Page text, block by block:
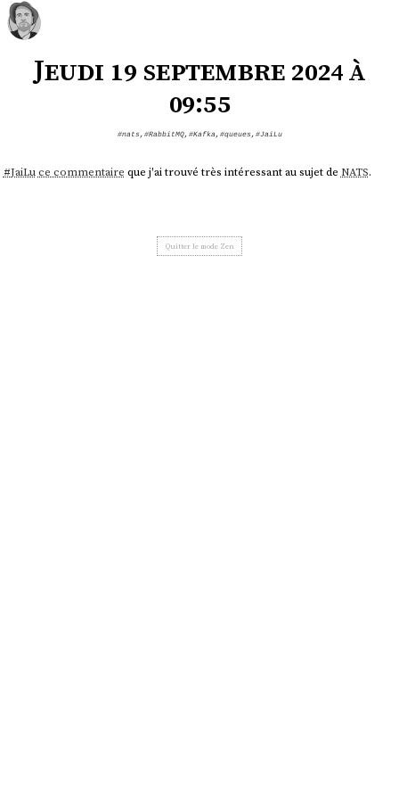
Jeudi 19 septembre 2024 à
09:55
#nats, #RabbitMQ, #Kafka, #queues, #JaiLu
#JaiLuce commentaire que j'ai trouvé très intéressant au sujet de NATS.
Quitter le mode Zen